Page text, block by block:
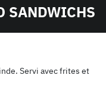
SANDWICHS
Servi avec frites et